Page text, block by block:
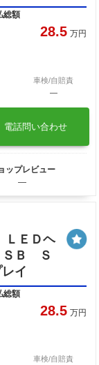
総額
28.5 万円
車検/自賠責
―
電話問い合わせ
ップレビュー
―
ＥＤヘ
ＳＢ Ｓ
イ
総額
28.5 万円
車検/自賠責